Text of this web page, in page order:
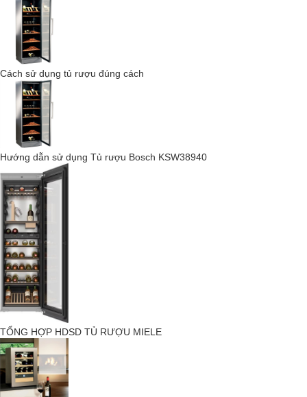
Ngay cả những rung động nhỏ cũng có thể làm xáo trộn quá trình
trưởng thành của rượu và ngăn không cho tannin lắng xuống.
Máy nén được phát triển đặc biệt, có độ rung đặc biệt thấp trong
tất cả các tủ lạnh bảo quản rượu giúp rượu được bảo quản một
cách tối ưu.
Độ ẩm lý tưởng
Cách sử dụng tủ rượu đúng cách
Hướng dẫn sử dụng Tủ rượu Bosch KSW38940
TỔNG HỢP HDSD TỦ RƯỢU MIELE